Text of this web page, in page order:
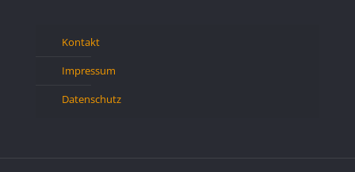
Kontakt
Impressum
Datenschutz